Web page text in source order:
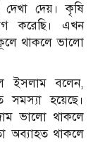
দেয়। কৃষি
করেছি। এখন
থাকলে ভালো
ইসলাম বলেন,
সমস্যা হয়েছে।
ভালো থাকলে
অব্যাহত থাকলে